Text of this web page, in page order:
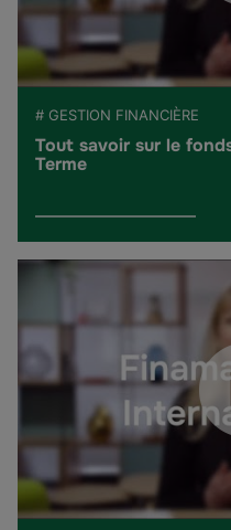
# GESTION FINANCIÈRE
Tout savoir sur le
Terme